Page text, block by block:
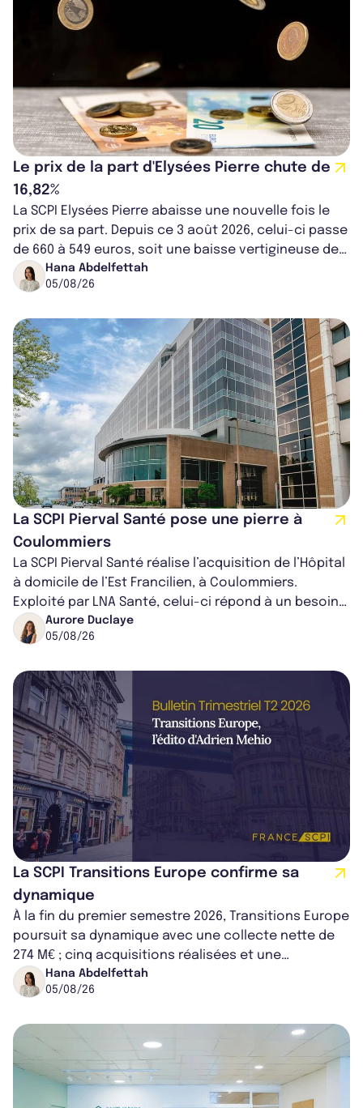
Le prix de la part d'Elysées Pierre chute de
16,82%
La SCPI Elysées Pierre abaisse une nouvelle fois le
prix de sa part. Depuis ce 3 août 2026, celui-ci passe
de 660 à 549 euros, soit une baisse vertigineuse de
16,82%. Cette nouvell...
Hana Abdelfettah
05/08/26
La SCPI Pierval Santé pose une pierre à
Coulommiers
La SCPI Pierval Santé réalise l’acquisition de l’Hôpital
à domicile de l’Est Francilien, à Coulommiers.
Exploité par LNA Santé, celui-ci répond à un besoin
médical croissant, qui s...
Aurore Duclaye
05/08/26
La SCPI Transitions Europe confirme sa
dynamique
À la fin du premier semestre 2026, Transitions Europe
poursuit sa dynamique avec une collecte nette de
274 M€ ; cinq acquisitions réalisées et une
capitalisation portée à 1,38 Md€....
Hana Abdelfettah
05/08/26